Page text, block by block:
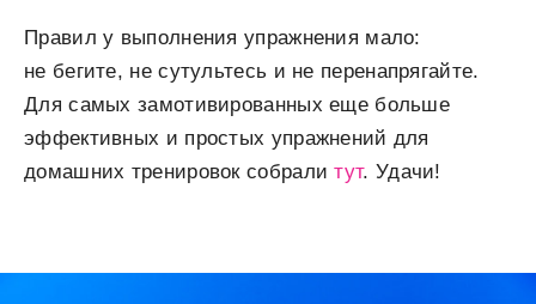
Правил у выполнения упражнения мало:
не бегите, не сутультесь и не перенапрягайте.
Для самых замотивированных еще больше
эффективных и простых упражнений для
домашних тренировок собралитут. Удачи!